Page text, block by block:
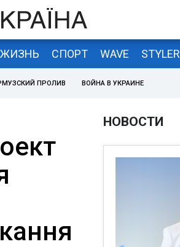
ЖИЗНЬ СПОРТ WAVE STYLER
ПРОЛИВ ВОЙНА В УКРАИНЕ
НОВОСТИ